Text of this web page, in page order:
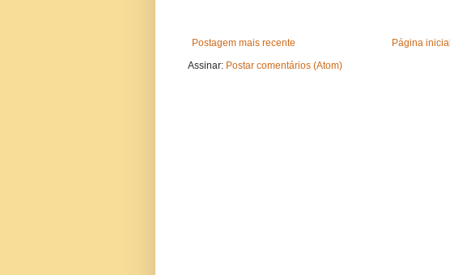
Postagem mais recente
Página inicial
Assinar: Postar comentários (Atom)